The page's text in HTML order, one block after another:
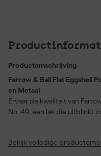
Productomschrijving
Farrow & Ball Flat Eggshell
en Metaal
Ervaar de kwaliteit van
No. 49, een lak die uitblinkt
dagelijks intensief gebruikt
Bekijk volledige